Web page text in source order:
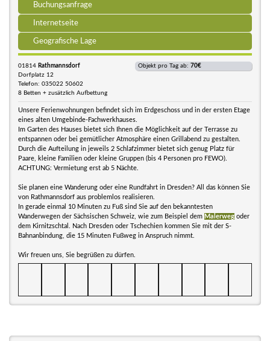
Buchungsanfrage
Internetseite
Geografische Lage
01814 Rathmannsdorf
Dorfplatz 12
Telefon: 035022 50602
8 Betten + zusätzlich Aufbettung
Objekt pro Tag ab: 70€
Unsere Ferienwohnungen befindet sich im Erdgeschoss und in der ersten Etage
eines alten Umgebinde-Fachwerkhauses.
Im Garten des Hauses bietet sich Ihnen die Möglichkeit auf der Terrasse zu
entspannen oder bei gemütlicher Atmosphäre einen Grillabend zu gestalten.
Durch die Aufteilung in jeweils 2 Schlafzimmer bietet sich genug Platz für
Paare, kleine Familien oder kleine Gruppen (bis 4 Personen pro FEWO).
ACHTUNG: Vermietung erst ab 5 Nächte.
Sie planen eine Wanderung oder eine Rundfahrt in Dresden? All das können Sie
von Rathmannsdorf aus problemlos realisieren.
In gerade einmal 10 Minuten zu Fuß sind Sie auf den bekanntesten
Wanderwegen der Sächsischen Schweiz, wie zum Beispiel dem Malerweg oder
dem Kirnitzschtal. Nach Dresden oder Tschechien kommen Sie mit der S-
Bahnanbindung, die 15 Minuten Fußweg in Anspruch nimmt.
Wir freuen uns, Sie begrüßen zu dürfen.